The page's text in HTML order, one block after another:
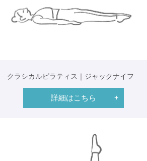
クラシカルピラティス｜ジャックナイフ
詳細はこちら